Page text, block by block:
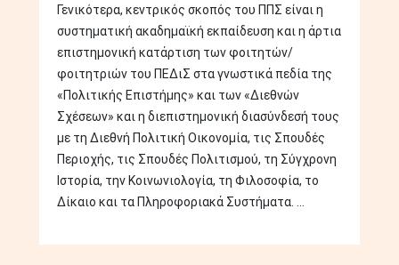
Γενικότερα, κεντρικός σκοπός του ΠΠΣ είναι η
συστηματική ακαδημαϊκή εκπαίδευση και η άρτια
επιστημονική κατάρτιση των φοιτητών/
φοιτητριών του ΠΕΔιΣ στα γνωστικά πεδία της
«Πολιτικής Επιστήμης» και των «Διεθνών
Σχέσεων» και η διεπιστημονική διασύνδεσή τους
με τη Διεθνή Πολιτική Οικονομία, τις Σπουδές
Περιοχής, τις Σπουδές Πολιτισμού, τη Σύγχρονη
Ιστορία, την Κοινωνιολογία, τη Φιλοσοφία, το
Δίκαιο και τα Πληροφοριακά Συστήματα. ...